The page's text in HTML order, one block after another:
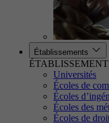
Établissements
Universités
Écoles de
Écoles
Écoles des
Écoles de